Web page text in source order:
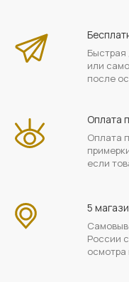
Быстрая
или
после
Оплата
Оплата
если
5
России
осмотра